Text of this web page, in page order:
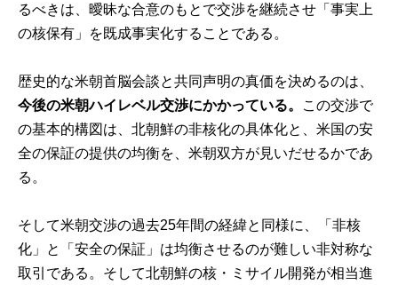
るべきは、曖昧な合意のもとで交渉を継続させ「事実上
の核保有」を既成事実化することである。
歴史的な米朝首脳会談と共同声明の真価を決めるのは、
今後の米朝ハイレベル交渉にかかっている。
この交渉で
の基本的構図は、北朝鮮の非核化の具体化と、米国の安
全の保証の提供の均衡を、米朝双方が見いだせるかであ
る。
そして米朝交渉の過去25年間の経緯と同様に、「非核
化」と「安全の保証」は均衡させるのが難しい非対称な
取引である。そして北朝鮮の核・ミサイル開発が相当進